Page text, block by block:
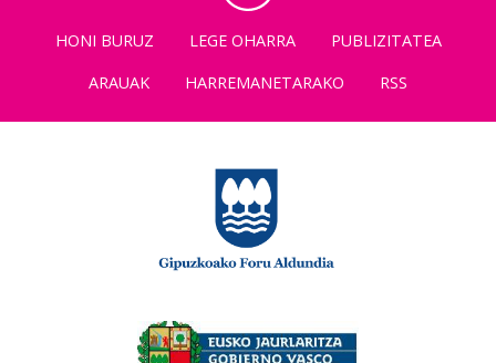
HONI BURUZ LEGE OHARRA
PUBLIZITATEA
ARAUAK
HARREMANETARAKO RSS